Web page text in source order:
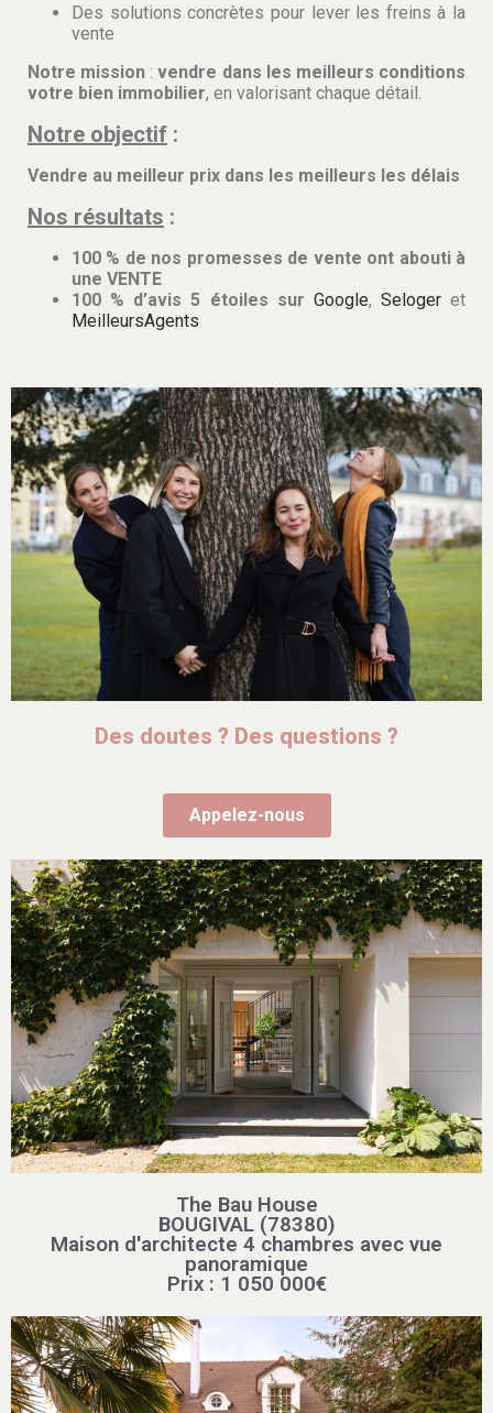
Des solutions concrètes pour lever les freins à la
vente
Notre mission :vendre dans les meilleurs conditions
votre bien immobilier, en valorisant chaque détail.
Notre objectif :
Vendre au meilleur prix dans les meilleurs les délais
Nos résultats :
100 % de nos promesses de vente ont abouti à
une VENTE
100 % d’avis 5 étoiles sur Google, Selogeret
MeilleursAgents
Des doutes ? Des questions ?
Appelez-nous
The Bau House
BOUGIVAL (78380)
Maison d'architecte 4 chambres avec vue
panoramique
Prix : 1 050 000€